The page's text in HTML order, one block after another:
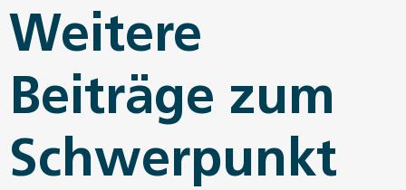
Weitere
Beiträge zum
Schwerpunkt